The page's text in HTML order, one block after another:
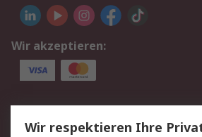
Wir akzeptieren:
Service
Wir respektieren Ihre